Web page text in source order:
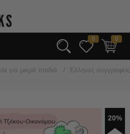
0 0
για μικρά παιδιά / Έλληνες
20%